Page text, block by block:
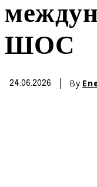
ШОС
24.06.2026 By